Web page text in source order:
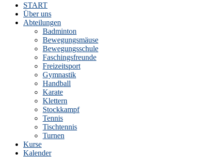
START
Über uns
Abteilungen
Badminton
Bewegungsmäuse
Bewegungsschule
Faschingsfreunde
Freizeitsport
Gymnastik
Handball
Karate
Klettern
Stockkampf
Tennis
Tischtennis
Turnen
Kurse
Kalender